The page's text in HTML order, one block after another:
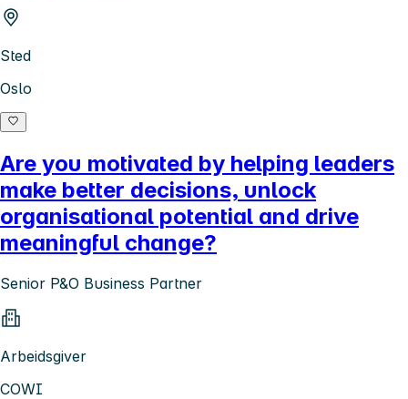
Sted
Oslo
Are you motivated by helping leaders
make better decisions, unlock
organisational potential and drive
meaningful change?
Senior P&O Business Partner
Arbeidsgiver
COWI